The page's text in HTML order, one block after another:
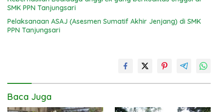
SMK PPN Tanjungsari
Pelaksanaan ASAJ (Asesmen Sumatif Akhir Jenjang) di SMK
PPN Tanjungsari
Baca Juga